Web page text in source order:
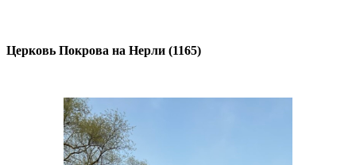
Церковь Покрова на Нерли (1165)